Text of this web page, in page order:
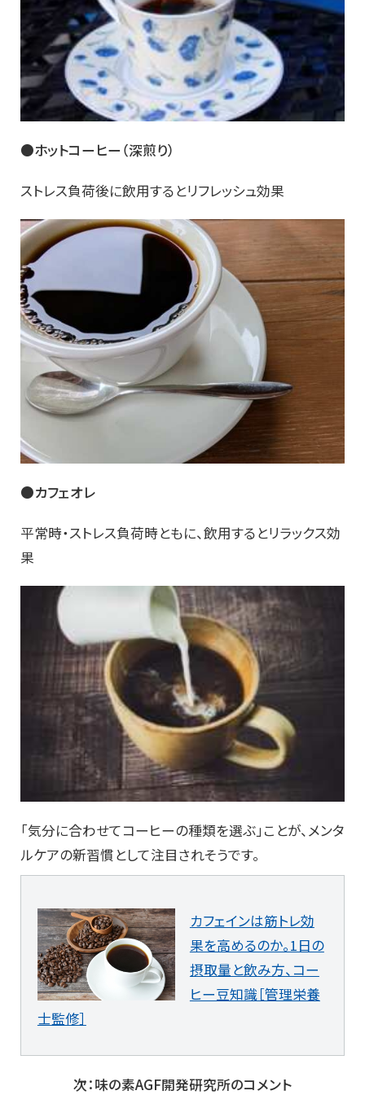
●ホットコーヒー（深煎り）
ストレス負荷後に飲用するとリフレッシュ効果
●カフェオレ
平常時・ストレス負荷時ともに、飲用するとリラックス効
果
「気分に合わせてコーヒーの種類を選ぶ」ことが、メンタ
ルケアの新習慣として注目されそうです。
カフェインは筋トレ効
果を高めるのか。1日の
摂取量と飲み方、コー
ヒー豆知識［管理栄養
士監修］
次：味の素AGF開発研究所のコメント